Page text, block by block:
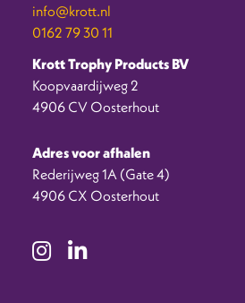
info@krott.nl
0162 79 30 11
Krott Trophy Products BV
Koopvaardijweg 2
4906 CV Oosterhout
Adres voor afhalen
Rederijweg 1A (Gate 4)
4906 CX Oosterhout